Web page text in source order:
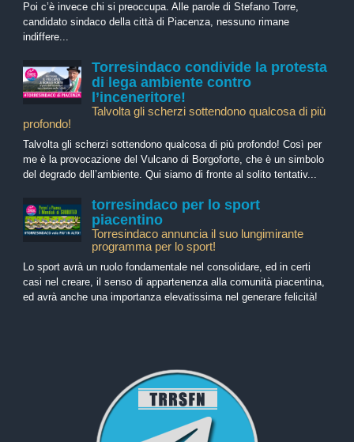
Poi c’è invece chi si preoccupa. Alle parole di Stefano Torre,
candidato sindaco della città di Piacenza, nessuno rimane
indiffere...
Torresindaco condivide la protesta
di lega ambiente contro
l’inceneritore!
Talvolta gli scherzi sottendono qualcosa di più
profondo!
Talvolta gli scherzi sottendono qualcosa di più profondo! Così per
me è la provocazione del Vulcano di Borgoforte, che è un simbolo
del degrado dell’ambiente. Qui siamo di fronte al solito tentativ...
torresindaco per lo sport
piacentino
Torresindaco annuncia il suo lungimirante
programma per lo sport!
Lo sport avrà un ruolo fondamentale nel consolidare, ed in certi
casi nel creare, il senso di appartenenza alla comunità piacentina,
ed avrà anche una importanza elevatissima nel generare felicità!